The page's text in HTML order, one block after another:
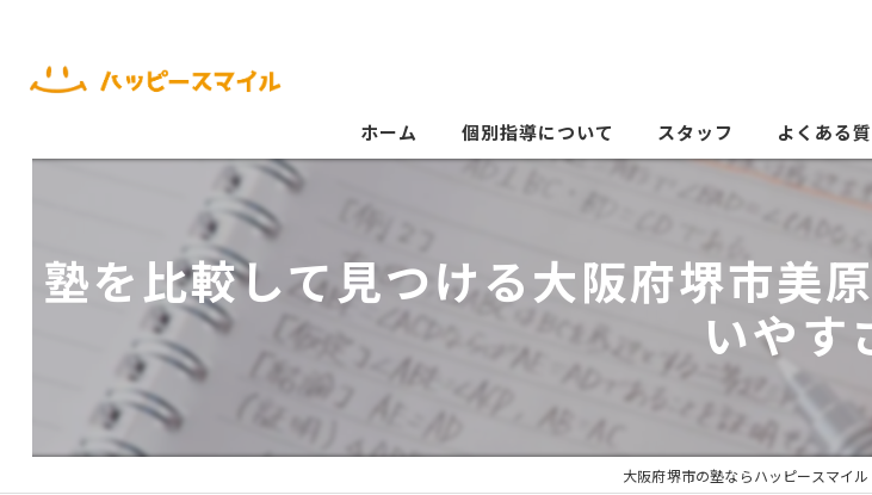
ホーム 個別指導について スタッフ よくある
塾を比較して見つける大阪府堺市美
いやす
大阪府堺市の塾ならハッピースマイル